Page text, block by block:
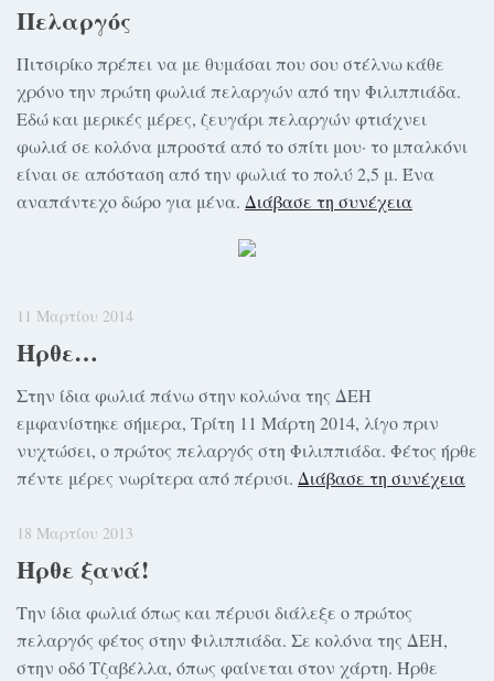
Πελαργός
Πιτσιρίκο πρέπει να με θυμάσαι που σου στέλνω κάθε
χρόνο την πρώτη φωλιά πελαργών από την Φιλιππιάδα.
Εδώ και μερικές μέρες, ζευγάρι πελαργών φτιάχνει
φωλιά σε κολόνα μπροστά από το σπίτι μου· το μπαλκόνι
είναι σε απόσταση από την φωλιά το πολύ 2,5 μ. Ένα
αναπάντεχο δώρο για μένα. Διάβασε τη συνέχεια
11 Μαρτίου 2014
Ήρθε…
Στην ίδια φωλιά πάνω στην κολώνα της ΔΕΗ
εμφανίστηκε σήμερα, Τρίτη 11 Μάρτη 2014, λίγο πριν
νυχτώσει, ο πρώτος πελαργός στη Φιλιππιάδα. Φέτος ήρθε
πέντε μέρες νωρίτερα από πέρυσι. Διάβασε τη συνέχεια
18 Μαρτίου 2013
Ήρθε ξανά!
Την ίδια φωλιά όπως και πέρυσι διάλεξε ο πρώτος
πελαργός φέτος στην Φιλιππιάδα. Σε κολόνα της ΔΕΗ,
στην οδό Τζαβέλλα, όπως φαίνεται στον χάρτη. Ήρθε